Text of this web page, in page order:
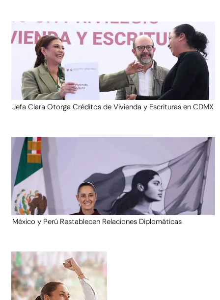
Jefa Clara Otorga Créditos de Vivienda y Escrituras en CDMX
México y Perú Restablecen Relaciones Diplomáticas